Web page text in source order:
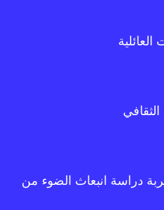
العائلية
دراسة انبعاث الضوء من